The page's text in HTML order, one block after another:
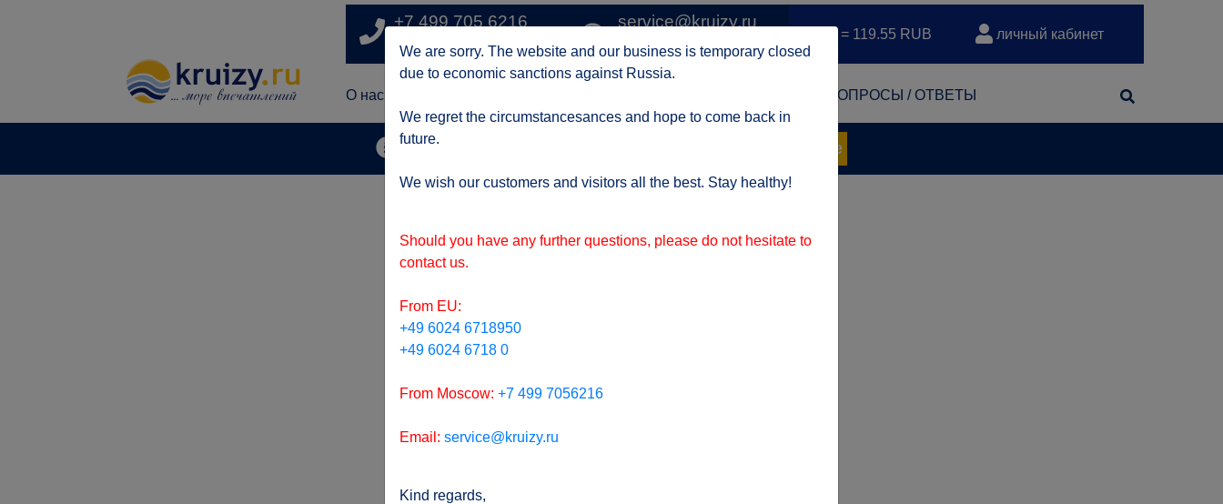
+7 499 705 6216
по Москве
service@kruizy.ru
Отправить запрос
1 EUR = 119.55 RUB личный кабинет
О нас ВОПРОСЫ / ОТВЕТЫ
Актуальная информация о короне вирусе подробнее
We are sorry. The website and our business is temporary closed
due to economic sanctions against Russia.
We regret the circumstancesances and hope to come back in
future.
We wish our customers and visitors all the best. Stay healthy!
Should you have any further questions, please do not hesitate to
contact us.
From EU:
+49 6024 6718950
+49 6024 6718 0
From Moscow: +7 499 7056216
Email: service@kruizy.ru
Kind regards,